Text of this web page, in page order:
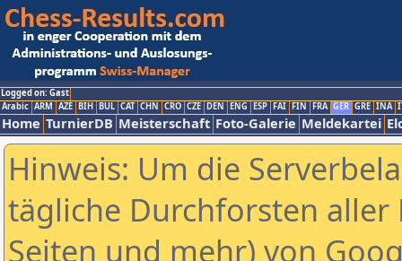
Logged on: Gast
Arabic ARM AZE BIH BUL CAT CHN CRO CZE DEN ENG ESP FAI FIN FRA GER GRE INA
Home TurnierDB Meisterschaft Foto-Galerie Meldekartei
Hinweis: Um die
tägliche Durchforsten aller
Seiten und mehr) von